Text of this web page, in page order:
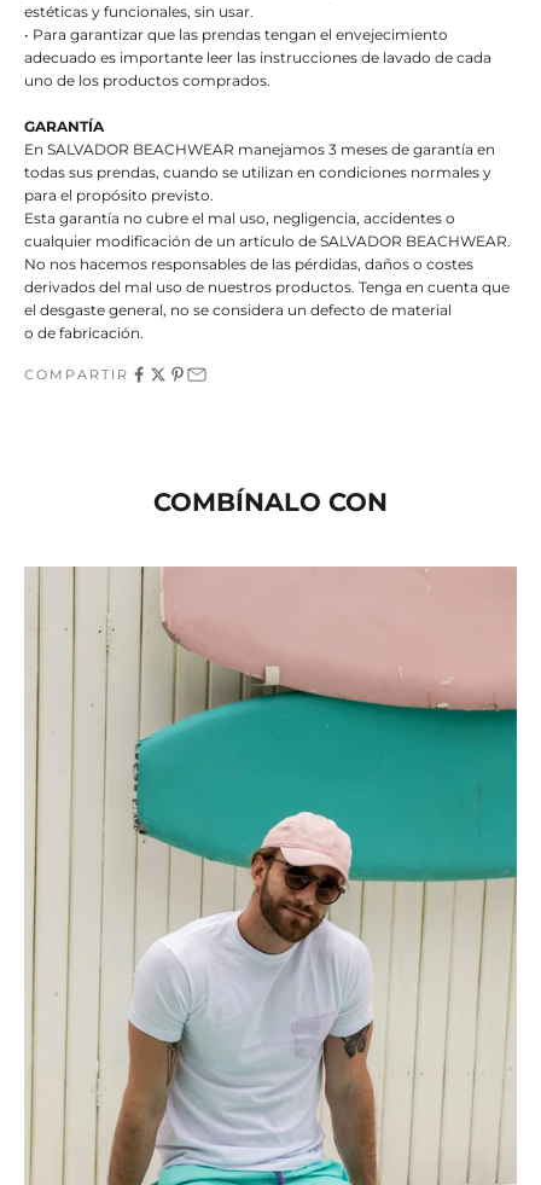
estéticas y funcionales, sin usar.
• Para garantizar que las prendas tengan el envejecimiento
adecuado es importante leer las instrucciones de lavado de cada
uno de los productos comprados.
GARANTÍA
En SALVADOR BEACHWEAR manejamos 3 meses de garantía en
todas sus prendas, cuando se utilizan en condiciones normales y
para el propósito previsto.
Esta garantía no cubre el mal uso, negligencia, accidentes o
cualquier modificación de un artículo de SALVADOR BEACHWEAR.
No nos hacemos responsables de las pérdidas, daños o costes
derivados del mal uso de nuestros productos. Tenga en cuenta que
el desgaste general, no se considera un defecto de material
o de fabricación.
COMPARTIR
COMBÍNALO CON